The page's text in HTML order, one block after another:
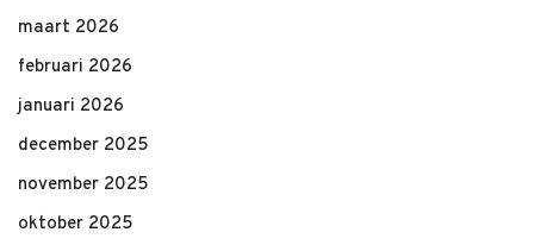
maart 2026
februari 2026
januari 2026
december 2025
november 2025
oktober 2025